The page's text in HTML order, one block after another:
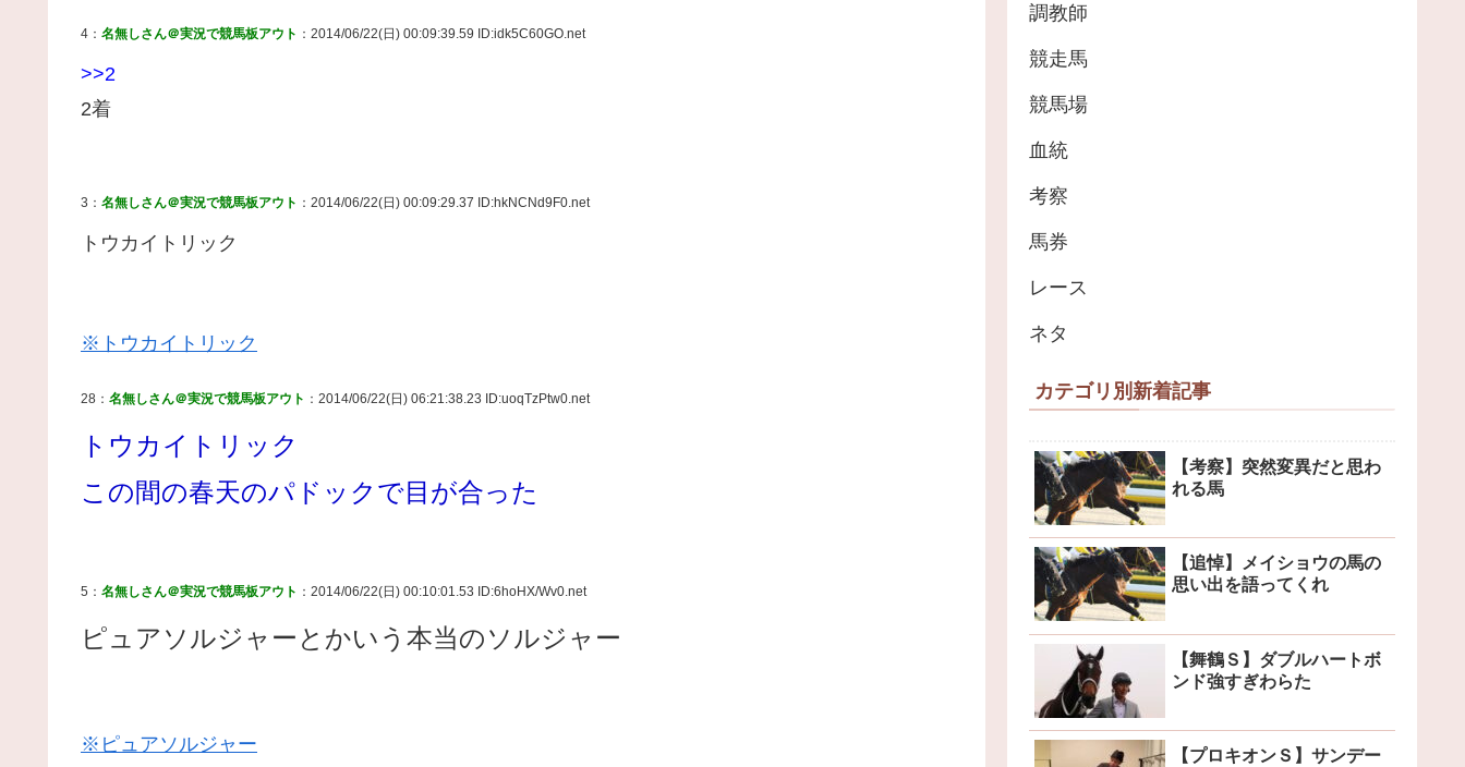
4： 名無しさん＠実況で競馬板アウト ：2014/06/22(日) 00:09:39.59 ID:idk5C60GO.net
>>2
2着
3： 名無しさん＠実況で競馬板アウト ：2014/06/22(日) 00:09:29.37 ID:hkNCNd9F0.net
トウカイトリック
※トウカイトリック
28： 名無しさん＠実況で競馬板アウト ：2014/06/22(日) 06:21:38.23 ID:uoqTzPtw0.net
トウカイトリック
この間の春天のパドックで目が合った
5： 名無しさん＠実況で競馬板アウト ：2014/06/22(日) 00:10:01.53 ID:6hoHX/Wv0.net
ピュアソルジャーとかいう本当のソルジャー
※ピュアソルジャー
調教師
競走馬
競馬場
血統
考察
馬券
レース
ネタ
カテゴリ別新着記事
【考察】突然変異だと思わ
れる馬
【追悼】メイショウの馬の
思い出を語ってくれ
【舞鶴Ｓ】ダブルハートボ
ンド強すぎわらた
【プロキオンＳ】サンデー